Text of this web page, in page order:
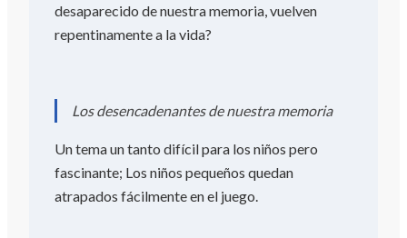
desaparecido de nuestra memoria, vuelven
repentinamente a la vida?
Los desencadenantes de nuestra memoria
Un tema un tanto difícil para los niños pero
fascinante; Los niños pequeños quedan
atrapados fácilmente en el juego.